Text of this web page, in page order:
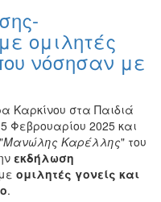
ομιλητές
νόσησαν με
Καρκίνου στα Παιδιά
Φεβρουαρίου 2025 και
Μανώλης Καρέλλης" του
εκδήλωση
ομιλητές γονείς και
.